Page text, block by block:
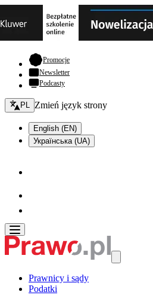
Promocje- otwiera się w nowej karcie
Newsletter
Podcasty
Zmień język - bieżący:
PL Zmień język strony
English (EN)
Українська (UA)
Prawnicy i sądy
Podatki